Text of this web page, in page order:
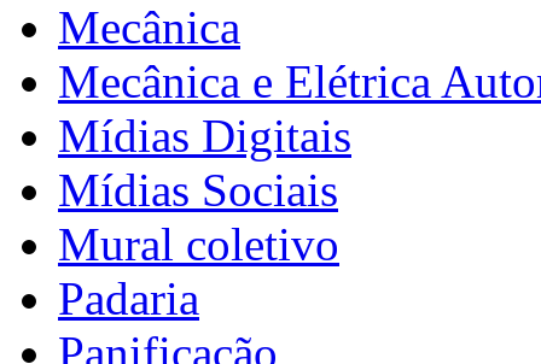
Mecânica
Mecânica e Elétrica
Mídias Digitais
Mídias Sociais
Mural coletivo
Padaria
Panificação